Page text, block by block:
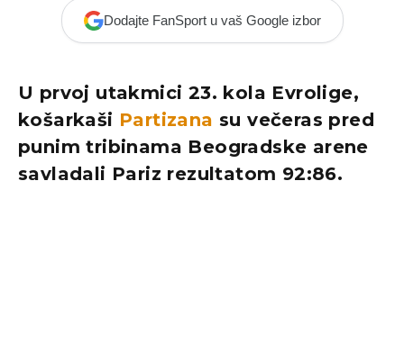
Dodajte FanSport u vaš Google izbor
U prvoj utakmici 23. kola Evrolige,
košarkaši Partizana su večeras pred
punim tribinama Beogradske arene
savladali Pariz rezultatom 92:86.